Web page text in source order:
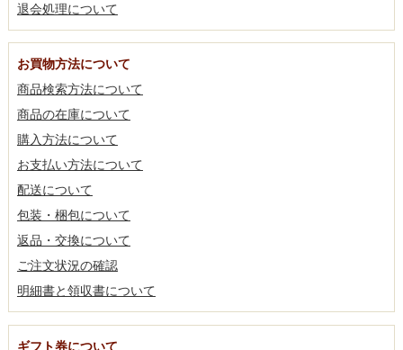
退会処理について
お買物方法について
商品検索方法について
商品の在庫について
購入方法について
お支払い方法について
配送について
包装・梱包について
返品・交換について
ご注文状況の確認
明細書と領収書について
ギフト券について